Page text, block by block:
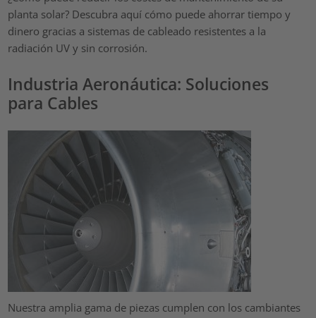
planta solar? Descubra aquí cómo puede ahorrar tiempo y
dinero gracias a sistemas de cableado resistentes a la
radiación UV y sin corrosión.
Industria Aeronáutica: Soluciones
para Cables
Nuestra amplia gama de piezas cumplen con los cambiantes